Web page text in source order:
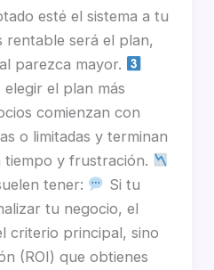
esté el sistema a tu
rentable será el plan,
parezca mayor.
el plan más
comienzan con
o limitadas y terminan
tiempo y frustración.
tener:
Si tu
tu negocio, el
criterio principal, sino
(ROI) que obtienes